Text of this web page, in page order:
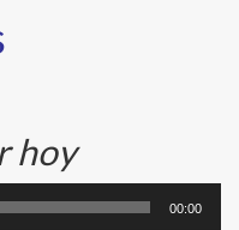
hoy
00:00